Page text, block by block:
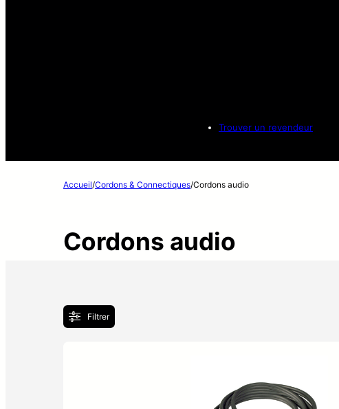
Trouver un revendeur
Accueil/Cordons & Connectiques/Cordons audio
Cordons audio
Filtrer